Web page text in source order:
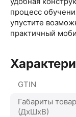
процесс
упустите
практичный
GTIN
Габариты
(ДхШхВ)